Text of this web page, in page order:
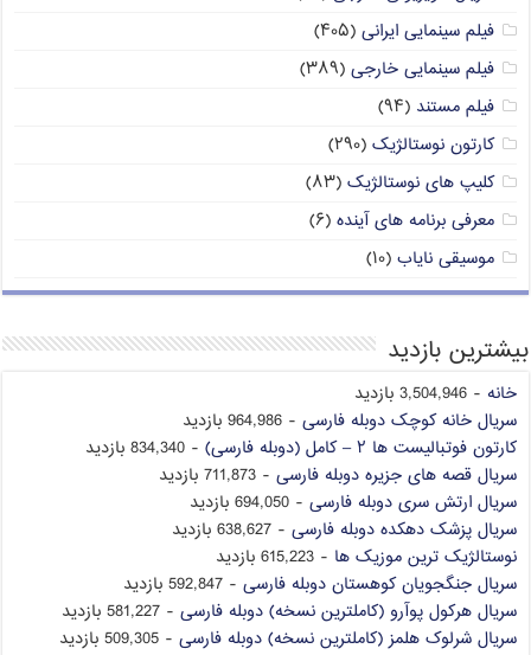
فیلم سینمایی ایرانی (۴۰۵)
فیلم سینمایی خارجی (۳۸۹)
فیلم مستند (۹۴)
کارتون نوستالژیک (۲۹۰)
کلیپ های نوستالژیک (۸۳)
معرفی برنامه های آینده (۶)
موسیقی نایاب (۱۰)
بیشترین بازدید
خانه - 3,504,946 بازدید
سریال خانه کوچک دوبله فارسی - 964,986 بازدید
کارتون فوتبالیست ها ۲ – کامل (دوبله فارسی)
- 834,340 بازدید
سریال قصه های جزیره دوبله فارسی - 711,873 بازدید
سریال ارتش سری دوبله فارسی - 694,050 بازدید
سریال پزشک دهکده دوبله فارسی - 638,627 بازدید
نوستالژیک ترین موزیک ها - 615,223 بازدید
سریال جنگجویان کوهستان دوبله فارسی - 592,847 بازدید
سریال هرکول پوآرو (کاملترین نسخه) دوبله فارسی - 581,227 بازدید
سریال شرلوک هلمز (کاملترین نسخه) دوبله فارسی - 509,305 بازدید